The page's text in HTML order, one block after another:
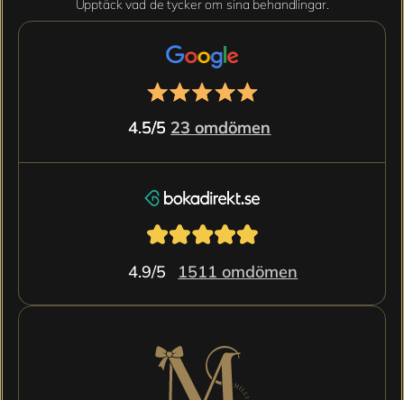
Upptäck vad de tycker om sina behandlingar.
4.5/5 23 omdömen
4.5/5 23 omdömen
1511 omdömen
4.9/5